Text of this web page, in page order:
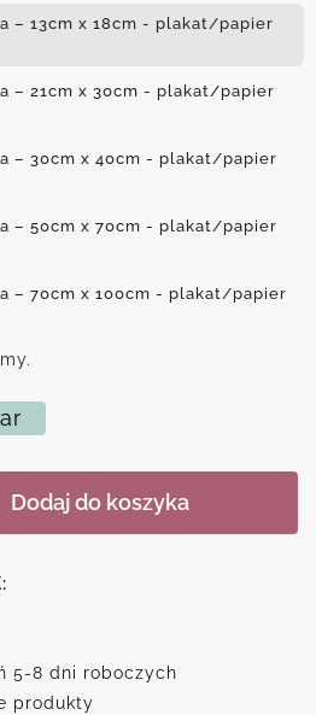
– 13cm x 18cm - plakat/papier
– 21cm x 30cm - plakat/papier
– 30cm x 40cm - plakat/papier
– 50cm x 70cm - plakat/papier
– 70cm x 100cm - plakat/papier
Dodaj do koszyka
5-8 dni roboczych
produkty